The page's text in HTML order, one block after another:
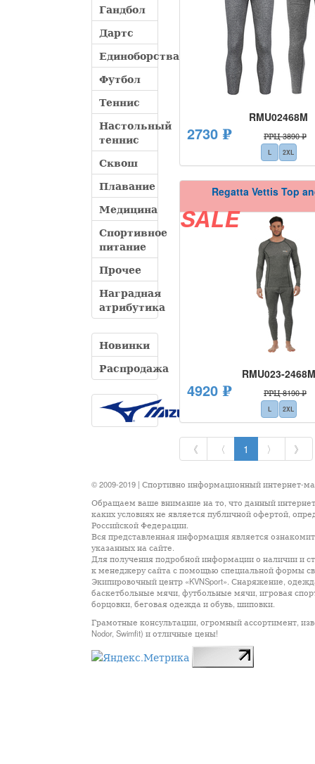
Гандбол
Дартс
Единоборства
Футбол
Теннис
Настольный
теннис
Сквош
Плавание
Медицина
Спортивное
питание
Прочее
Наградная
атрибутика
Новинки
Распродажа
RMU02468M
2730 ₽ РРЦ 3890 ₽
L 2XL
Regatta Vettis Top
SALE
RMU023-2468M
4920 ₽ РРЦ 8190 ₽
L 2XL
《 〈 1 〉 》
© 2009-2019 | Спортивно информационный интернет-
Обращаем ваше внимание на то, что данный
каких условиях не является публичной офертой,
Российской Федерации.
Вся представленная информация является
указанных на сайте.
Для получения подробной информации о наличии и
к менеджеру сайта с помощью специальной формы
Экипировочный центр «KVNSport». Снаряжение,
баскетбольные мячи, футбольные мячи, игровая
борцовки, беговая одежда и обувь, шиповки.
Грамотные консультации, огромный ассортимент,
Nodor, Swimfit) и отличные цены!